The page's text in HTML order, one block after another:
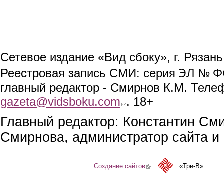
Сетевое издание «Вид сбоку», г.
Реестровая запись СМИ: серия ЭЛ №
главный редактор - Смирнов К.М.
gazeta@vidsboku.com (link sends e-mail)
. 18+
Главный редактор: Константин
Смирнова, администратор сайта
Создание сайтов(link is external)«Три-В»